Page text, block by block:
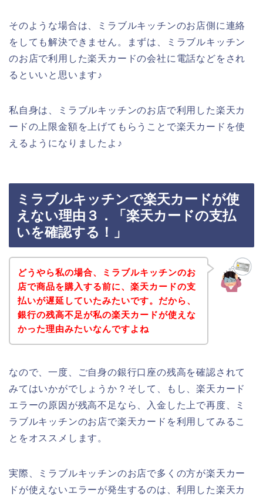
そのような場合は、ミラブルキッチンのお店側に連絡
をしても解決できません。まずは、ミラブルキッチン
のお店で利用した楽天カードの会社に電話などをされ
るといいと思います♪
私自身は、ミラブルキッチンのお店で利用した楽天カ
ードの上限金額を上げてもらうことで楽天カードを使
えるようになりましたよ♪
ミラブルキッチンで楽天カードが使
えない理由３．「楽天カードの支払
いを確認する！」
どうやら私の場合、ミラブルキッチンのお
店で商品を購入する前に、楽天カードの支
払いが遅延していたみたいです。だから、
銀行の残高不足が私の楽天カードが使えな
かった理由みたいなんですよね
なので、一度、ご自身の銀行口座の残高を確認されて
みてはいかがでしょうか？そして、もし、楽天カード
エラーの原因が残高不足なら、入金した上で再度、ミ
ラブルキッチンのお店で楽天カードを利用してみるこ
とをオススメします。
実際、ミラブルキッチンのお店で多くの方が楽天カー
ドが使えないエラーが発生するのは、利用した楽天カ